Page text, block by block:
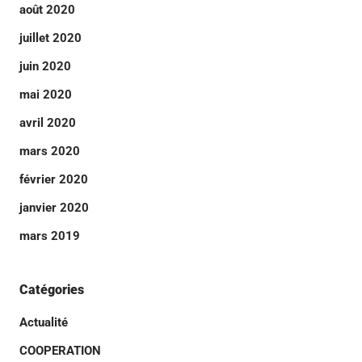
août 2020
juillet 2020
juin 2020
mai 2020
avril 2020
mars 2020
février 2020
janvier 2020
mars 2019
Catégories
Actualité
COOPERATION